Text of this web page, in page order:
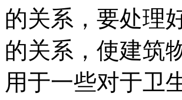
的关系，要处理
的关系，使建筑
用于一些对于卫